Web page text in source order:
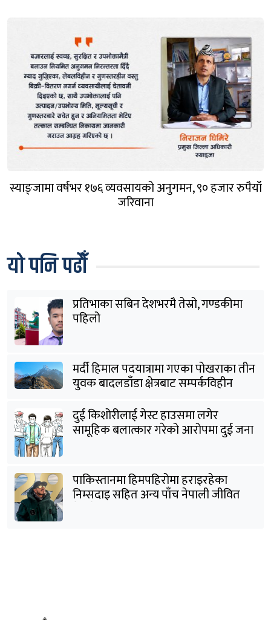
स्याङ्जामा वर्षभर १७६ व्यवसायको अनुगमन, ९० हजार रुपैयाँ
जरिवाना
यो पनि पढौँ
प्रतिभाका सबिन देशभरमै तेस्रो, गण्डकीमा
पहिलो
मर्दी हिमाल पदयात्रामा गएका पोखराका तीन
युवक बादलडाँडा क्षेत्रबाट सम्पर्कविहीन
दुई किशोरीलाई गेस्ट हाउसमा लगेर
सामूहिक बलात्कार गरेको आरोपमा दुई जना
पाकिस्तानमा हिमपहिरोमा हराइरहेका
निम्सदाइ सहित अन्य पाँच नेपाली जीवित